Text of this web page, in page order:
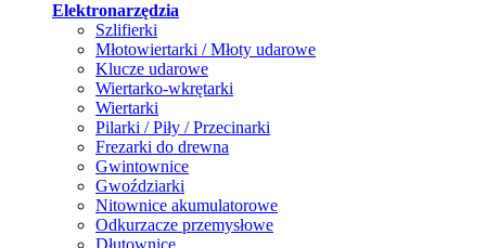
Elektronarzędzia
Szlifierki
Młotowiertarki / Młoty udarowe
Klucze udarowe
Wiertarko-wkrętarki
Wiertarki
Pilarki / Piły / Przecinarki
Frezarki do drewna
Gwintownice
Gwoździarki
Nitownice akumulatorowe
Odkurzacze przemysłowe
Dłutownice